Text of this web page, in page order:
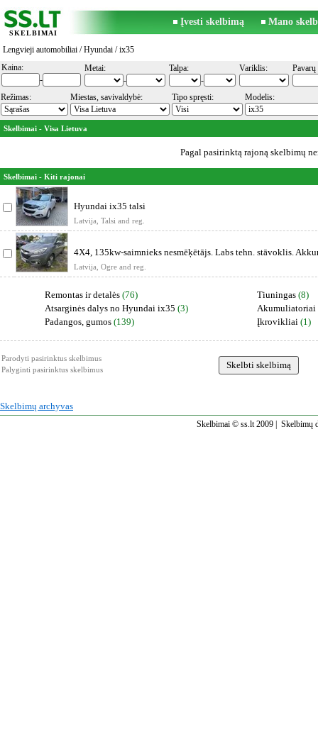
SKELBIMAI
Įvesti skelbimą Mano
Lengvieji automobiliai /Hyundai / ix35
Kaina:
-
Metai:
-
Talpa:
-
Variklis: Pavarų
Režimas: Miestas, savivaldybė: Tipo spręsti: Modelis:
Skelbimai - Visa Lietuva
Pagal pasirinktą rajoną skelbimų
Skelbimai - Kiti rajonai
Hyundai ix35 talsi
Latvija, Talsi and reg.
4X4, 135kw-saimnieks nesmēķētājs. Labs tehn. stāvoklis.
a/m
Latvija, Ogre and reg.
Remontas ir detalės (76)
Atsarginės dalys no Hyundai ix35 (3)
Padangos, gumos (139)
Tiuningas (8)
Akumuliatoriai
Įkrovikliai (1)
Parodyti pasirinktus skelbimus
Palyginti pasirinktus skelbimus
Skelbimų archyvas
Skelbimai © ss.lt 2009 | Skelbimų